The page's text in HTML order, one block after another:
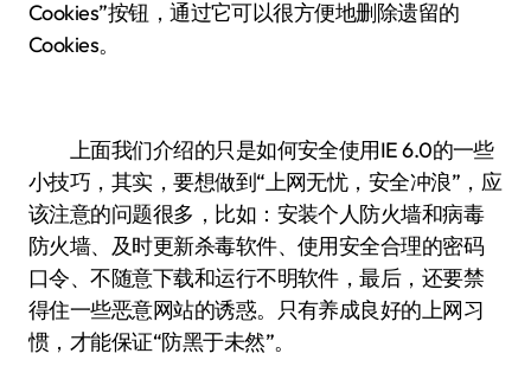
Cookies”按钮，通过它可以很方便地删除遗留的
Cookies。
上面我们介绍的只是如何安全使用IE 6.0的一些
小技巧，其实，要想做到“上网无忧，安全冲浪”，应
该注意的问题很多，比如：安装个人防火墙和病毒
防火墙、及时更新杀毒软件、使用安全合理的密码
口令、不随意下载和运行不明软件，最后，还要禁
得住一些恶意网站的诱惑。只有养成良好的上网习
惯，才能保证“防黑于未然”。